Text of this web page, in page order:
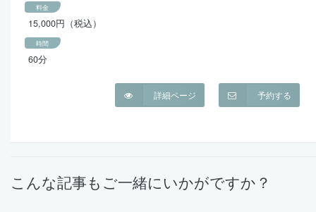
料金
15,000円（税込）
時間
60分
予約する
詳細ページ
こんな記事もご一緒にいかがですか？